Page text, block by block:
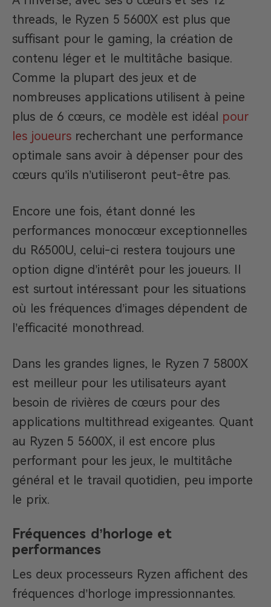
threads, le Ryzen 5 5600X est plus que
suffisant pour le gaming, la création de
contenu léger et le multitâche basique.
Comme la plupart des jeux et de
nombreuses applications utilisent à peine
plus de 6 cœurs, ce modèle est idéal pour
les joueurs recherchant une performance
optimale sans avoir à dépenser pour des
cœurs qu’ils n’utiliseront peut-être pas.
Encore une fois, étant donné les
performances monocœur exceptionnelles
du R6500U, celui-ci restera toujours une
option digne d’intérêt pour les joueurs. Il
est surtout intéressant pour les situations
où les fréquences d’images dépendent de
l’efficacité monothread.
Dans les grandes lignes, le Ryzen 7 5800X
est meilleur pour les utilisateurs ayant
besoin de rivières de cœurs pour des
applications multithread exigeantes. Quant
au Ryzen 5 5600X, il est encore plus
performant pour les jeux, le multitâche
général et le travail quotidien, peu importe
le prix.
Fréquences d’horloge et
performances
Les deux processeurs Ryzen affichent des
fréquences d’horloge impressionnantes.